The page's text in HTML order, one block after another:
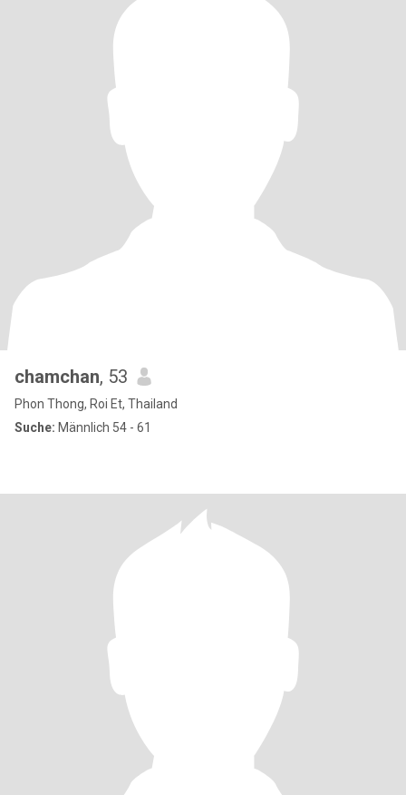
chamchan, 53
Phon Thong, Roi Et, Thailand
Suche: Männlich 54 - 61